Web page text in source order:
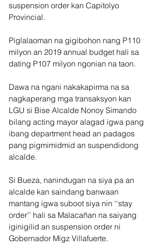
suspension order kan Capitolyo
Provincial.
Piglalaoman na gigibohon nang P110
milyon an 2019 annual budget hali sa
dating P107 milyon ngonian na taon.
Dawa na ngani nakakapirma na sa
nagkaperang mga transaksyon kan
LGU si Bise Alcalde Nonoy Simando
bilang acting mayor alagad igwa pang
ibang department head an padagos
pang pigmimidmid an suspendidong
alcalde.
Si Bueza, nanindugan na siya pa an
alcalde kan saindang banwaan
mantang igwa suboot siya nin ‘‘stay
order’’ hali sa Malacañan na saiyang
iginigilid an suspension order ni
Gobernador Migz Villafuerte.